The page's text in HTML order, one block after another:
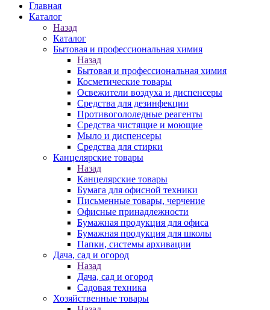
Главная
Каталог
Назад
Каталог
Бытовая и профессиональная химия
Назад
Бытовая и профессиональная химия
Косметические товары
Освежители воздуха и диспенсеры
Средства для дезинфекции
Противогололедные реагенты
Средства чистящие и моющие
Мыло и диспенсеры
Средства для стирки
Канцелярские товары
Назад
Канцелярские товары
Бумага для офисной техники
Письменные товары, черчение
Офисные принадлежности
Бумажная продукция для офиса
Бумажная продукция для школы
Папки, системы архивации
Дача, сад и огород
Назад
Дача, сад и огород
Садовая техника
Хозяйственные товары